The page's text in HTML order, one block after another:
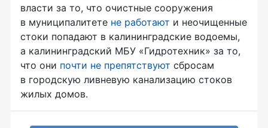
власти за то, что очистные сооружения
в муниципалитете не работают и неочищенные
стоки попадают в калининградские водоемы,
а калининградский МБУ «Гидротехник» за то,
что они почти не препятствуют сбросам
в городскую ливневую канализацию стоков
жилых домов.